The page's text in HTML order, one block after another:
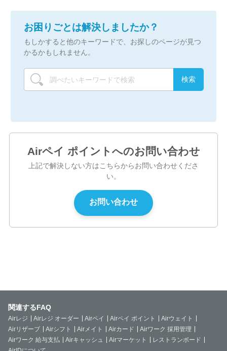
お困りごとは解決しましたか？
もしかすると他のキーワードで、お探しのページが見つ
かるかもしれません。
Airペイ ポイントへのお問い合わせ
上記で解決しない方はこちらからお問い合わせくださ
い。
関連するFAQ
Airレジ Airレジ オーダー Airペイ Airペイ ポイント
Airウェイト
Airリザーブ
Airシフト Airメイト Airカード
Airワーク 採用管理
Airワーク 給与支払
Airキャッシュ Airマーケット
レストランボード